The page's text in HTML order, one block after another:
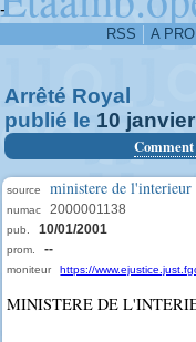
-
RSS A
Arrêté Royal
publié le 10 janvier
source ministere de l'interieur
numac 2000001138
pub. 10/01/2001
prom. --
moniteur https://
MINISTERE DE